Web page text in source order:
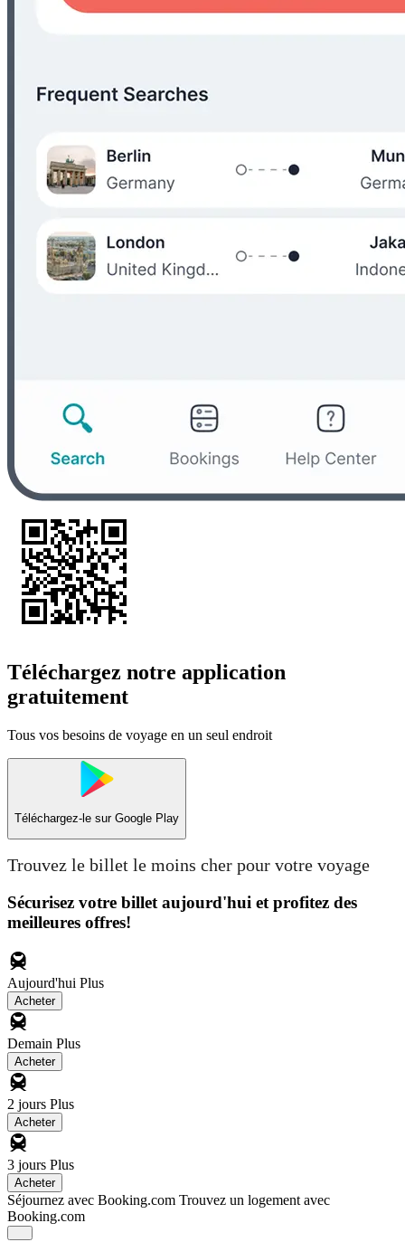
Téléchargez notre application
gratuitement
Tous vos besoins de voyage en un seul endroit
Téléchargez-le sur Google Play
Trouvez le billet le moins cher pour votre voyage
Sécurisez votre billet aujourd'hui et profitez des
meilleures offres!
Aujourd'hui Plus
Acheter
Demain Plus
Acheter
2 jours Plus
Acheter
3 jours Plus
Acheter
Séjournez avec Booking.com Trouvez un logement avec
Booking.com